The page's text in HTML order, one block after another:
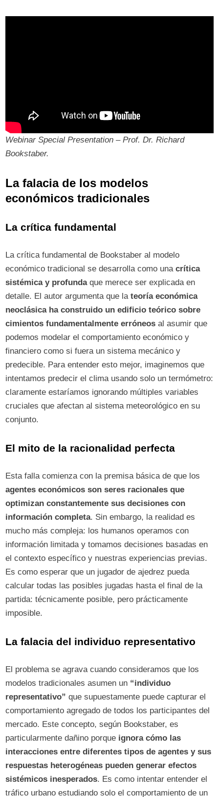
Webinar Special Presentation – Prof. Dr. Richard
Bookstaber.
La falacia de los modelos
económicos tradicionales
La crítica fundamental
La crítica fundamental de Bookstaber al modelo
económico tradicional se desarrolla como unacrítica
sistémica y profundaque merece ser explicada en
detalle. El autor argumenta que lateoría económica
neoclásica ha construido un edificio teórico sobre
cimientos fundamentalmente erróneos al asumir que
podemos modelar el comportamiento económico y
financiero como si fuera un sistema mecánico y
predecible. Para entender esto mejor, imaginemos que
intentamos predecir el clima usando solo un termómetro:
claramente estaríamos ignorando múltiples variables
cruciales que afectan al sistema meteorológico en su
conjunto.
El mito de la racionalidad perfecta
Esta falla comienza con la premisa básica de que los
agentes económicos son seres racionales que
optimizan constantemente sus decisiones con
información completa. Sin embargo, la realidad es
mucho más compleja: los humanos operamos con
información limitada y tomamos decisiones basadas en
el contexto específico y nuestras experiencias previas.
Es como esperar que un jugador de ajedrez pueda
calcular todas las posibles jugadas hasta el final de la
partida: técnicamente posible, pero prácticamente
imposible.
La falacia del individuo representativo
El problema se agrava cuando consideramos que los
modelos tradicionales asumen un “individuo
representativo” que supuestamente puede capturar el
comportamiento agregado de todos los participantes del
mercado. Este concepto, según Bookstaber, es
particularmente dañino porque ignora cómo las
interacciones entre diferentes tipos de agentes y sus
respuestas heterogéneas pueden generar efectos
sistémicos inesperados. Es como intentar entender el
tráfico urbano estudiando solo el comportamiento de un